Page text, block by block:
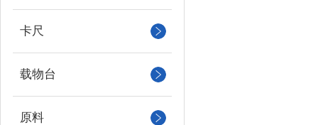
卡尺
载物台
原料